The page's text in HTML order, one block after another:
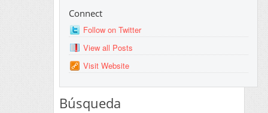
Connect
Follow on Twitter
View all Posts
Visit Website
Búsqueda